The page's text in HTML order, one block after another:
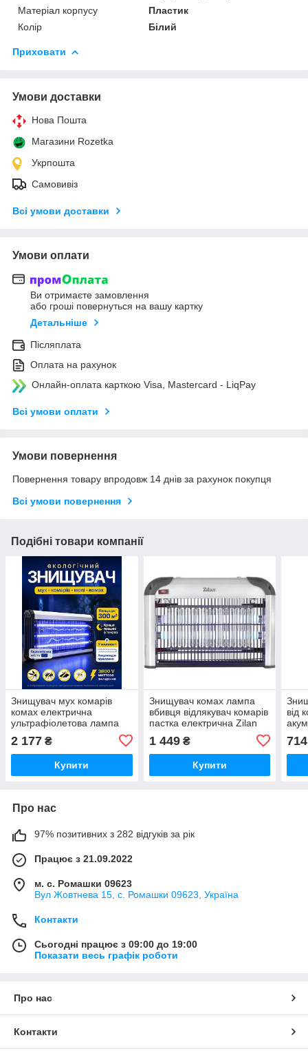
Матеріал корпусу
Пластик
Колір
Білий
Приховати
Умови доставки
Нова Пошта
Магазини Rozetka
Укрпошта
Самовивіз
Всі умови доставки
Умови оплати
Ви отримаєте замовлення
або гроші повернуться на вашу картку
Детальніше
Післяплата
Оплата на рахунок
Онлайн-оплата карткою Visa, Mastercard - LiqPay
Всі умови оплати
Умови повернення
Повернення товару впродовж 14 днів за рахунок покупця
Всі умови повернення
Подібні товари компанії
Знищувач мух комарів
комах електрична
ультрафіолетова лампа
60Вт
2 177 ₴
Купити
Знищувач комах лампа
вбивця відлякувач комарів
пастка електрична Zilan
1 449₴
Купити
від
5
714
Про нас
97% позитивних з 282 відгуків за рік
Працює з 21.09.2022
м. с. Ромашки 09623
Вул Жовтнева 15, с. Ромашки 09623, Україна
Контакти
Сьогодні працює з 09:00 до 19:00
Показати весь графік роботи
Про нас
Контакти